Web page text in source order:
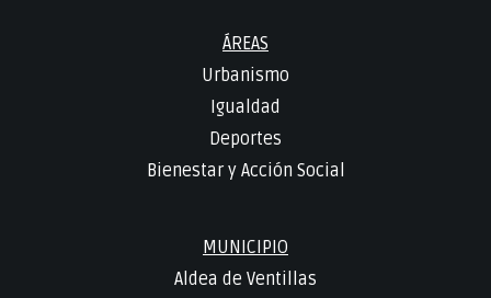
ÁREAS
Urbanismo
Igualdad
Deportes
Bienestar y Acción Social
MUNICIPIO
Aldea de Ventillas